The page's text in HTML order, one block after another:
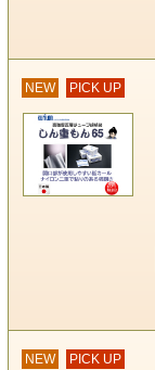
NEW PICK UP
NEW PICK UP